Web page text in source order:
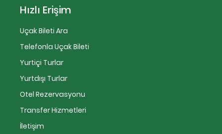
Hızlı Erişim
Uçak Bileti Ara
Telefonla Uçak Bileti
Yurtiçi Turlar
Yurtdışı Turlar
Otel Rezervasyonu
Transfer Hizmetleri
İletişim